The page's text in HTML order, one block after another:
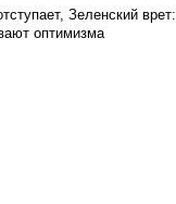
Зеленский врет:
оптимизма